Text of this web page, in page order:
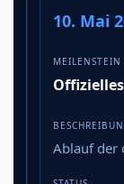
10. Mai
Ablauf der